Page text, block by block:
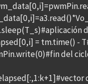
= tm.time() -
del